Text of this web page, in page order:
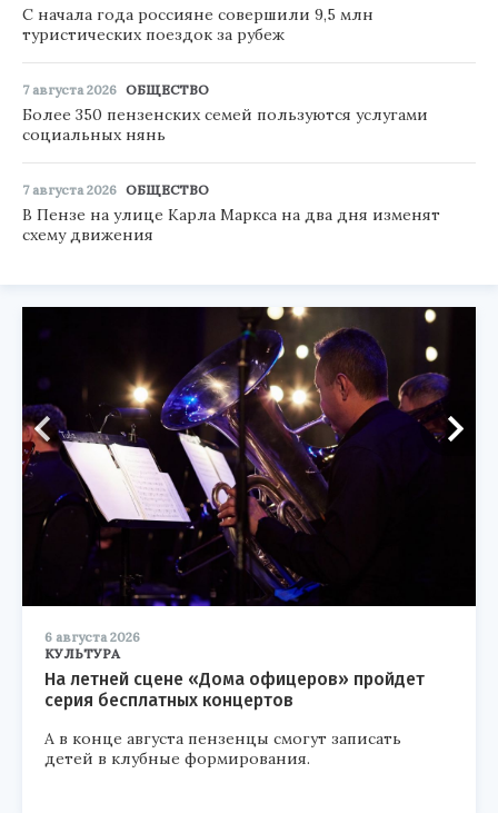
С начала года россияне совершили 9,5 млн
туристических поездок за рубеж
7 августа 2026 ОБЩЕСТВО
Более 350 пензенских семей пользуются услугами
социальных нянь
7 августа 2026 ОБЩЕСТВО
В Пензе на улице Карла Маркса на два дня изменят
схему движения
6 августа 2026
КУЛЬТУРА
На летней сцене «Дома офицеров» пройдет
серия бесплатных концертов
А в конце августа пензенцы смогут записать
детей в клубные формирования.